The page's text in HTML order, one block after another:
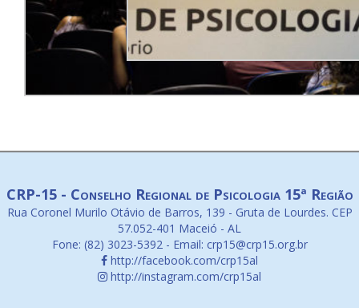
CRP-15 - Conselho Regional de Psicologia 15ª Região
Rua Coronel Murilo Otávio de Barros, 139 - Gruta de Lourdes. CEP
57.052-401 Maceió - AL
Fone: (82) 3023-5392 - Email: crp15@crp15.org.br
http://facebook.com/crp15al
http://instagram.com/crp15al